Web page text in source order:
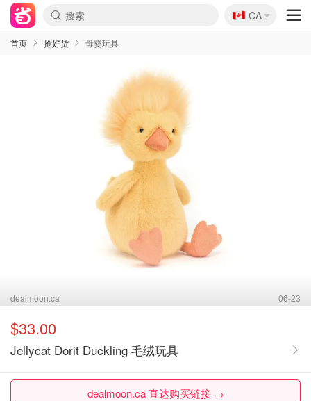
🇨🇦
CA
首页 抢好货 母婴玩具
dealmoon.ca 06-23
$33.00
Jellycat Dorit Duckling 毛绒玩具
dealmoon.ca 直达购买链接 →